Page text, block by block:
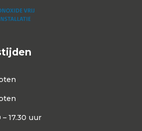
– 17.30 uur